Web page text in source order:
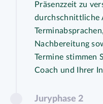
Präsenzzeit zu
durchschnittliche
Nachbereitung
Termine stimmen
Coach und Ihrer
Juryphase 2